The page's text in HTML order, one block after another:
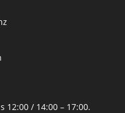
12:00 / 14:00 – 17:00.